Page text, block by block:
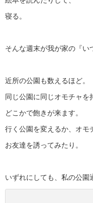
寝る。
そんな週末が我が家の『い
近所の公園も数えるほど。
同じ公園に同じオモチャを
どこかで飽きが来ます。
行く公園を変えるか、オモ
お友達を誘ってみたり。
いずれにしても、私の公園